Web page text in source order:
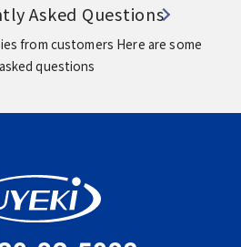
Asked Questions
from customers Here are some
questions